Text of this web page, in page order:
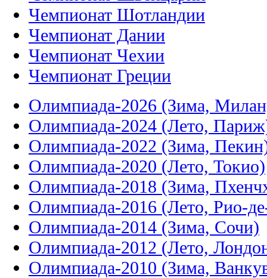
Чемпионат Шотландии
Чемпионат Дании
Чемпионат Чехии
Чемпионат Греции
Олимпиада-2026 (Зима,
Олимпиада-2024 (Лето,
Олимпиада-2022 (Зима,
Олимпиада-2020 (Лето, Токио)
Олимпиада-2018 (Зима,
Олимпиада-2016 (Лето, Рио-
Олимпиада-2014 (Зима, Сочи)
Олимпиада-2012 (Лето,
Олимпиада-2010 (Зима,